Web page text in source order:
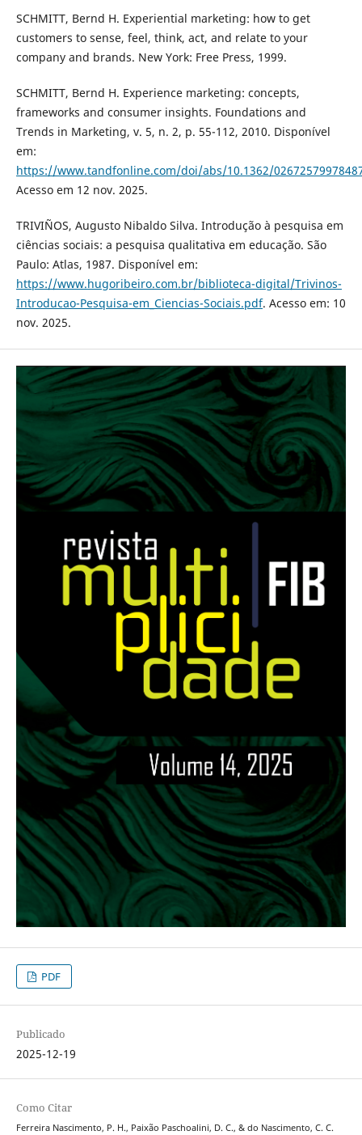
SCHMITT, Bernd H. Experiential marketing: how to get
customers to sense, feel, think, act, and relate to your
company and brands. New York: Free Press, 1999.
SCHMITT, Bernd H. Experience marketing: concepts,
frameworks and consumer insights. Foundations and
Trends in Marketing, v. 5, n. 2, p. 55-112, 2010. Disponível
em:
https://www.tandfonline.com/doi/abs/10.1362/
Acesso em 12 nov. 2025.
TRIVIÑOS, Augusto Nibaldo Silva. Introdução à pesquisa em
ciências sociais: a pesquisa qualitativa em educação. São
Paulo: Atlas, 1987. Disponível em:
https://www.hugoribeiro.com.br/biblioteca-digital/Trivinos-
Introducao-Pesquisa-em_Ciencias-Sociais.pdf. Acesso em: 10
nov. 2025.
PDF
Publicado
2025-12-19
Como Citar
Ferreira Nascimento, P. H., Paixão Paschoalini, D. C., & do Nascimento, C. C.